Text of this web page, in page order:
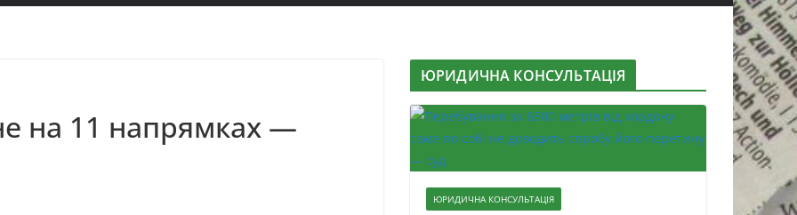
на 11 напрямках —
ЮРИДИЧНА КОНСУЛЬТАЦІЯ
ЮРИДИЧНА КОНСУЛЬТАЦІЯ